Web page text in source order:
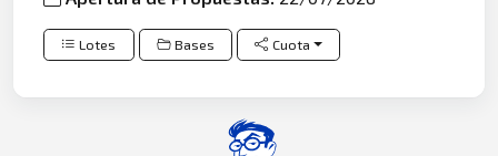
Lotes Bases Cuota